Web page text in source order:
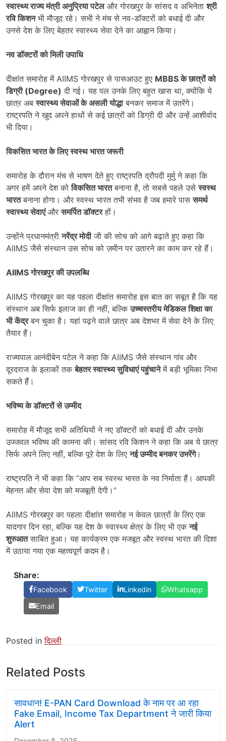
स्वास्थ्य राज्य मंत्री अनुप्रिया पटेलऔर गोरखपुर के सांसद व अभिनेताश्री
रवि किशनभी मौजूद रहे। सभी ने मंच से नव-डॉक्टरों को बधाई दी और
उनसे देश के लिए बेहतर स्वास्थ्य सेवा देने का आह्वान किया।
नव डॉक्टरों को मिली उपाधि
दीक्षांत समारोह में AIIMS गोरखपुर से पासआउट हुए MBBS के छात्रों को
डिग्री (Degree) दी गई। यह पल उनके लिए बहुत खास था, क्योंकि ये
छात्र अबस्वास्थ्य सेवाओं के असली योद्धाबनकर समाज में उतरेंगे।
राष्ट्रपति ने खुद अपने हाथों से कई छात्रों को डिग्री दी और उन्हें आशीर्वाद
भी दिया।
विकसित भारत के लिए स्वस्थ भारत जरूरी
समारोह के दौरान मंच से भाषण देते हुए राष्ट्रपति द्रौपदी मुर्मु ने कहा कि
अगर हमें अपने देश कोविकसित भारतबनाना है, तो सबसे पहले उसेस्वस्थ
भारतबनाना होगा। और स्वस्थ भारत तभी संभव है जब हमारे पाससमर्थ
स्वास्थ्य सेवाएंऔरसमर्पित डॉक्टरहों।
उन्होंने प्रधानमंत्रीनरेंद्र मोदीजी की सोच को आगे बढ़ाते हुए कहा कि
AIIMS जैसे संस्थान उस सोच को ज़मीन पर उतारने का काम कर रहे हैं।
AIIMS गोरखपुर की उपलब्धि
AIIMS गोरखपुर का यह पहला दीक्षांत समारोह इस बात का सबूत है कि यह
संस्थान अब सिर्फ इलाज का ही नहीं, बल्किउच्चस्तरीय मेडिकल शिक्षा का
भी केंद्रबन चुका है। यहां पढ़ने वाले छात्र अब देशभर में सेवा देने के लिए
तैयार हैं।
राज्यपाल आनंदीबेन पटेल ने कहा कि AIIMS जैसे संस्थान गांव और
दूरदराज के इलाकों तकबेहतर स्वास्थ्य सुविधाएं पहुंचानेमें बड़ी भूमिका निभा
सकते हैं।
भविष्य के डॉक्टरों से उम्मीद
समारोह में मौजूद सभी अतिथियों ने नए डॉक्टरों को बधाई दी और उनके
उज्जवल भविष्य की कामना की। सांसद रवि किशन ने कहा कि अब ये छात्र
सिर्फ अपने लिए नहीं, बल्कि पूरे देश के लिएनई उम्मीद बनकर उभरेंगे।
राष्ट्रपति ने भी कहा कि “आप सब स्वस्थ भारत के नव निर्माता हैं। आपकी
मेहनत और सेवा देश को मजबूती देगी।”
AIIMS गोरखपुर का पहला दीक्षांत समारोह न केवल छात्रों के लिए एक
यादगार दिन रहा, बल्कि यह देश के स्वास्थ्य क्षेत्र के लिए भी एकनई
शुरुआतसाबित हुआ। यह कार्यक्रम एक मजबूत और स्वस्थ भारत की दिशा
में उठाया गया एक महत्वपूर्ण कदम है।
Share:
Facebook Twitter Linkedin
Whatsapp
Email
Posted inदिल्ली
Related Posts
सावधान! E-PAN Card Download के नाम पर आ रहा
Fake Email, Income Tax Department ने जारी किया
Alert